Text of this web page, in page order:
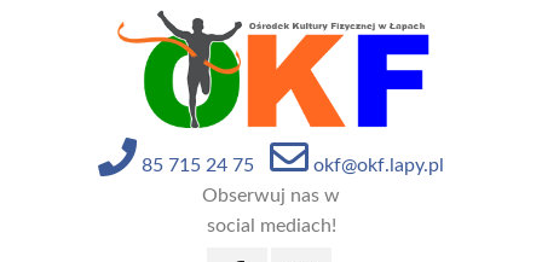
85 715 24 75
okf@okf.lapy.pl
Obserwuj nas w
social mediach!